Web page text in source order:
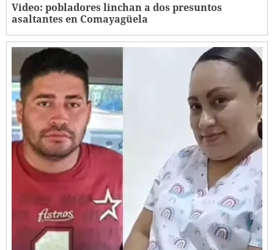
Video: pobladores linchan a dos presuntos
asaltantes en Comayagüela